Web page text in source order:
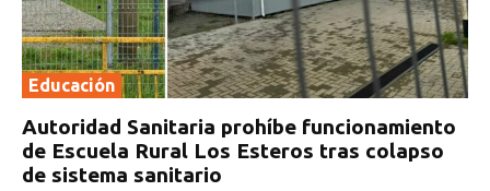
Educación
Autoridad Sanitaria prohíbe funcionamiento
de Escuela Rural Los Esteros tras colapso
de sistema sanitario